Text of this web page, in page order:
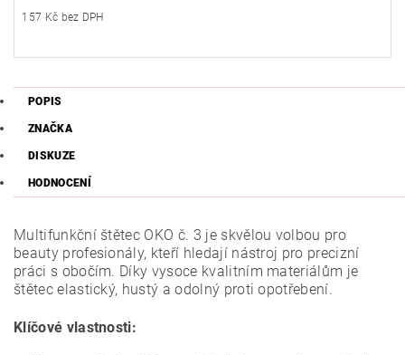
157 Kč bez DPH
POPIS
ZNAČKA
DISKUZE
HODNOCENÍ
Multifunkční štětec OKO č. 3 je skvělou volbou pro
beauty profesionály, kteří hledají nástroj pro precizní
práci s obočím. Díky vysoce kvalitním materiálům je
štětec elastický, hustý a odolný proti opotřebení.
Klíčové vlastnosti: